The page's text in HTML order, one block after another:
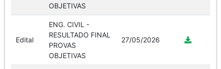
OBJETIVAS
Edital
ENG. CIVIL -
RESULTADO FINAL
PROVAS
OBJETIVAS
27/05/2026